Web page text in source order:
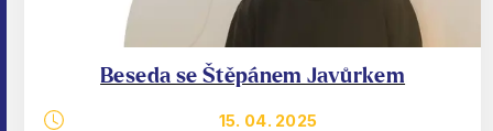
Beseda se Štěpánem Javůrkem
15. 04. 2025